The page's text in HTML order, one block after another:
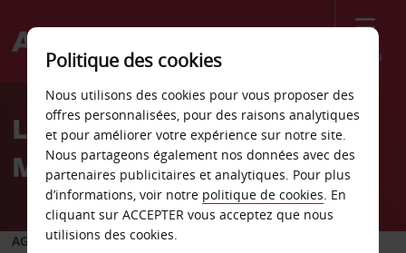
Menu
Welcome
AvisLocation de voiture
Marietta
AGENCE DE DÉPART
Politique des cookies
Nous utilisons des cookies pour vous proposer des
offres personnalisées, pour des raisons analytiques
et pour améliorer votre expérience sur notre site.
Nous partageons également nos données avec des
partenaires publicitaires et analytiques. Pour plus
d’informations, voir notre politique de cookies. En
cliquant sur ACCEPTER vous acceptez que nous
utilisions des cookies.